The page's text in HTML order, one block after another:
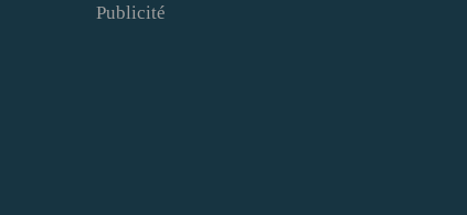
Publicité